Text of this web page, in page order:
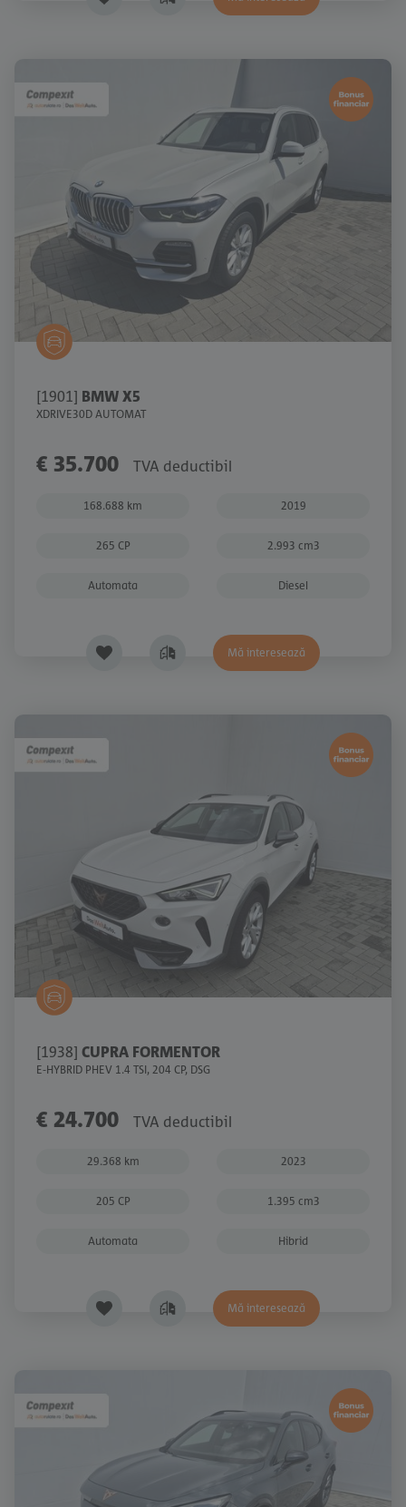
[1901] BMW X5
XDRIVE30D AUTOMAT
€ 35.700 TVA deductibil
168.688 km 2019
265 CP 2.993 cm3
Automata Diesel
Mă interesează
[1938] CUPRA FORMENTOR
E-HYBRID PHEV 1.4 TSI, 204 CP, DSG
€ 24.700 TVA deductibil
29.368 km 2023
205 CP 1.395 cm3
Automata Hibrid
Mă interesează